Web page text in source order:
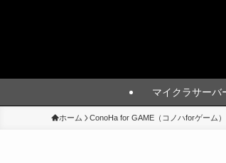
マイクラサーバ
ホーム ConoHa for GAME（コノハforゲーム）